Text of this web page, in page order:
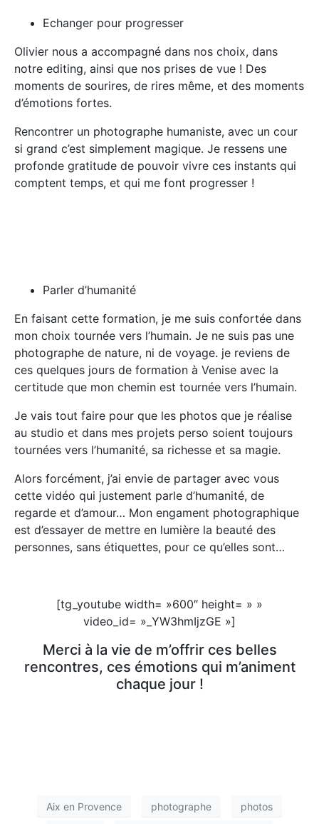
Echanger pour progresser
Olivier nous a accompagné dans nos choix, dans
notre editing, ainsi que nos prises de vue ! Des
moments de sourires, de rires même, et des moments
d’émotions fortes.
Rencontrer un photographe humaniste, avec un cour
si grand c’est simplement magique. Je ressens une
profonde gratitude de pouvoir vivre ces instants qui
comptent temps, et qui me font progresser !
Parler d’humanité
En faisant cette formation, je me suis confortée dans
mon choix tournée vers l’humain. Je ne suis pas une
photographe de nature, ni de voyage. je reviens de
ces quelques jours de formation à Venise avec la
certitude que mon chemin est tournée vers l’humain.
Je vais tout faire pour que les photos que je réalise
au studio et dans mes projets perso soient toujours
tournées vers l’humanité, sa richesse et sa magie.
Alors forcément, j’ai envie de partager avec vous
cette vidéo qui justement parle d’humanité, de
regarde et d’amour… Mon engament photographique
est d’essayer de mettre en lumière la beauté des
personnes, sans étiquettes, pour ce qu’elles sont…
[tg_youtube width= »600″ height= » »
video_id= »_YW3hmIjzGE »]
Merci à la vie de m’offrir ces belles
rencontres, ces émotions qui m’animent
chaque jour !
Aix en Provence photographe photos